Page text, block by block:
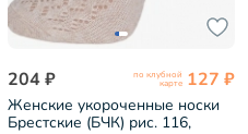
204 ₽ по клубной
карте 127 ₽
Женские укороченные носки
Брестские (БЧК) рис. 116,